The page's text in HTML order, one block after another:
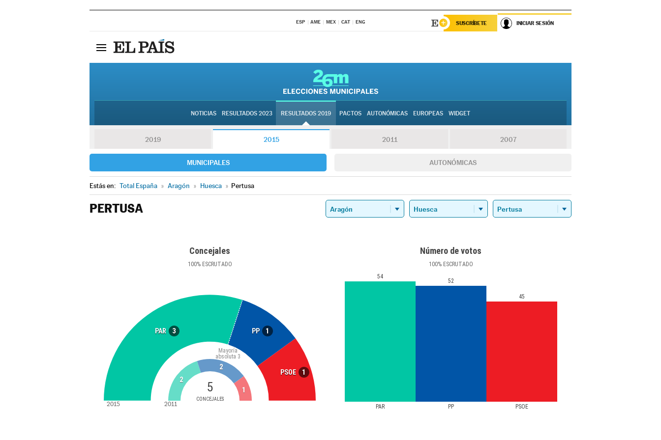
ESP AME MEX CAT ENG SUSCRÍBETE INICIAR SESIÓN
NOTICIAS RESULTADOS 2023 RESULTADOS 2019 PACTOS AUTONÓMICAS EUROPEAS WIDGET
2019 2015 2011 2007
MUNICIPALES AUTONÓMICAS
Estás en: Total España » Aragón » Huesca » Pertusa
PERTUSA
Concejales
100%ESCRUTADO
PAR 3 PP 1
PSOE 1
5
CONCEJALES
Mayoría
absoluta 3
2
2
1
2015 2011
Número de votos
100%ESCRUTADO
PAR PP PSOE
54
52
45